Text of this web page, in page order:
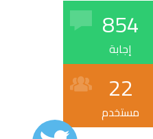
854
إجابة
22
مستخدم